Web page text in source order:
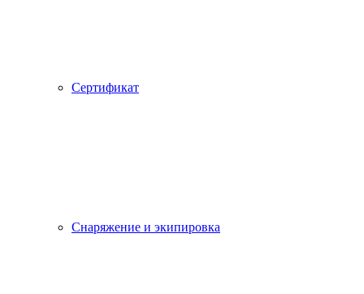
Сертификат
Снаряжение и экипировка